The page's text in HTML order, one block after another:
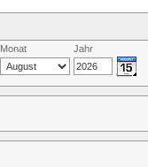
Monat Jahr